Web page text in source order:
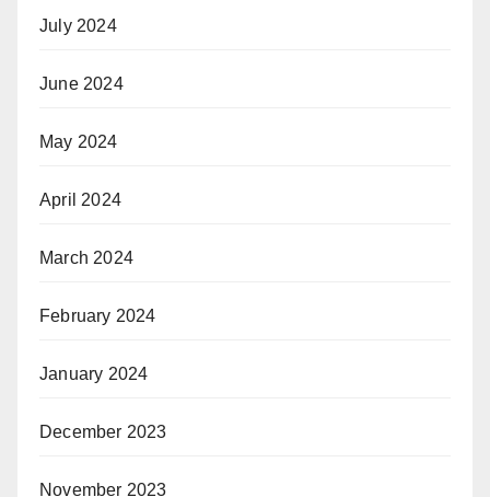
July 2024
June 2024
May 2024
April 2024
March 2024
February 2024
January 2024
December 2023
November 2023